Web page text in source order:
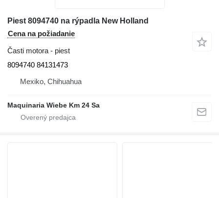
Piest 8094740 na rýpadla New Holland
Cena na požiadanie
Časti motora - piest
8094740 84131473
Mexiko, Chihuahua
Maquinaria Wiebe Km 24 Sa